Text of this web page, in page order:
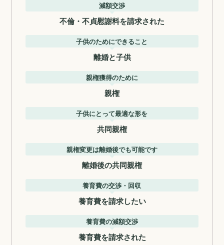
減額交渉
不倫・不貞慰謝料を請求された
子供のためにできること
離婚と子供
親権獲得のために
親権
子供にとって最適な形を
共同親権
親権変更は離婚後でも可能です
離婚後の共同親権
養育費の交渉・回収
養育費を請求したい
養育費の減額交渉
養育費を請求された